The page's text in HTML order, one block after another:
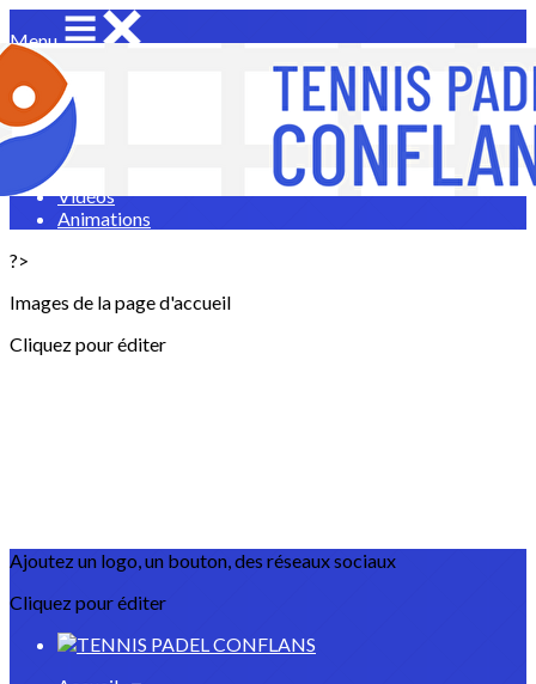
Menu
>
Vie du club
Infos TCC
Album photos
Vidéos
Animations
?>
Images de la page d'accueil
Cliquez pour éditer
Ajoutez un logo, un bouton, des réseaux sociaux
Cliquez pour éditer